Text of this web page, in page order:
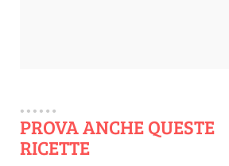
PROVA ANCHE QUESTE
RICETTE